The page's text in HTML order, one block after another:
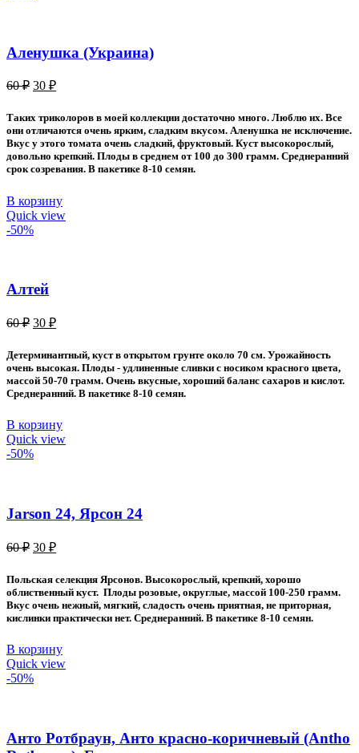
Аленушка (Украина)
60₽ Первоначальная
60 ₽.
30 ₽Текущая
30 ₽.
Таких триколоров в моей коллекции достаточно много. Люблю их. Все
они отличаются очень ярким, сладким вкусом. Аленушка не исключение.
Вкус у этого томата очень сладкий, фруктовый. Куст высокорослый,
довольно крепкий. Плоды в среднем от 100 до 300 грамм. Среднеранний
срок созревания. В пакетике 8-10 семян.
В корзину
Quick view
-50%
Алтей
60₽ Первоначальная
составляла
60 ₽.
30 ₽Текущая
30 ₽.
Детерминантный, куст в открытом грунте около 70 см. Урожайность
очень высокая. Плоды - удлиненные сливки с носиком красного цвета,
массой 50-70 грамм. Очень вкусные, хороший баланс сахаров и кислот.
Среднеранний. В пакетике 8-10 семян.
В корзину
Quick view
-50%
Jarson 24, Ярсон 24
60₽ Первоначальная
60 ₽.
30 ₽Текущая
30 ₽.
Польская селекция Ярсонов. Высокорослый, крепкий, хорошо
облиственный куст. Плоды розовые, округлые, массой 100-250 грамм.
Вкус очень нежный, мягкий, сладость очень приятная, не приторная,
кислинки практически нет. Среднеранний. В пакетике 8-10 семян.
В корзину
Quick view
-50%
Анто Ротбраун, Анто красно-коричневый (Antho